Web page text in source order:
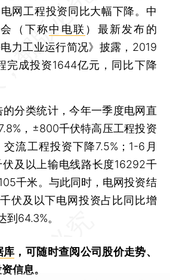
网工程投资同比大幅下降。中
（下称中电联 ）最新发布的
电力工业运行简况》披露，2019
完成投资1644亿元，同比下降
分类统计，今年一季度电网直
，±800千伏特高压工程投资
流工程投资下降7.5%；1-6月
及以上输电线路长度16292千
千米。与此同时，电网投资结
伏及以下电网投资占比同比增
64.3%。
库 ，可随时查阅公司股价走势、
信息。